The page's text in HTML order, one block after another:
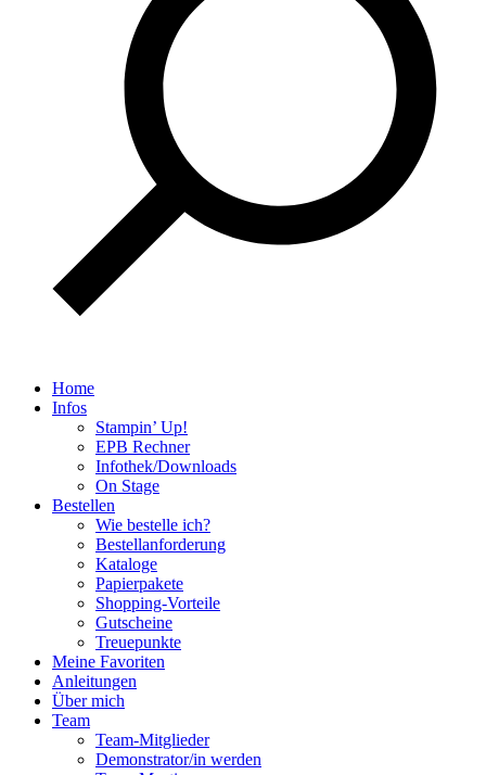
Home
Infos
Stampin’ Up!
EPB Rechner
Infothek/Downloads
On Stage
Bestellen
Wie bestelle ich?
Bestellanforderung
Kataloge
Papierpakete
Shopping-Vorteile
Gutscheine
Treuepunkte
Meine Favoriten
Anleitungen
Über mich
Team
Team-Mitglieder
Demonstrator/in werden